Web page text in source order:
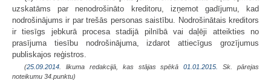
uzskatāms par nenodrošināto kreditoru, izņemot gadījumu, kad
nodrošinājums ir par trešās personas saistību. Nodrošinātais kreditors
ir tiesīgs jebkurā procesa stadijā pilnībā vai daļēji atteikties no
prasījuma tiesību nodrošinājuma, izdarot attiecīgus grozījumus
publiskajos reģistros.
(25.09.2014. likuma redakcijā, kas stājas spēkā01.01.2015.
Sk. pārejas
noteikumu 34.punktu)